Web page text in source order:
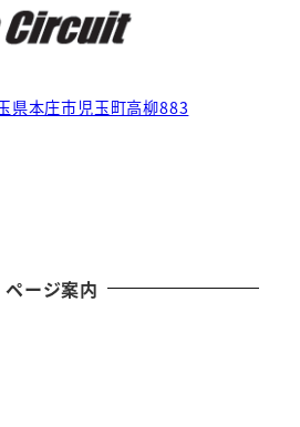
県本庄市児玉町高柳883
ページ案内